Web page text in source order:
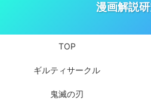
漫画解説
TOP
ギルティサークル
鬼滅の刃